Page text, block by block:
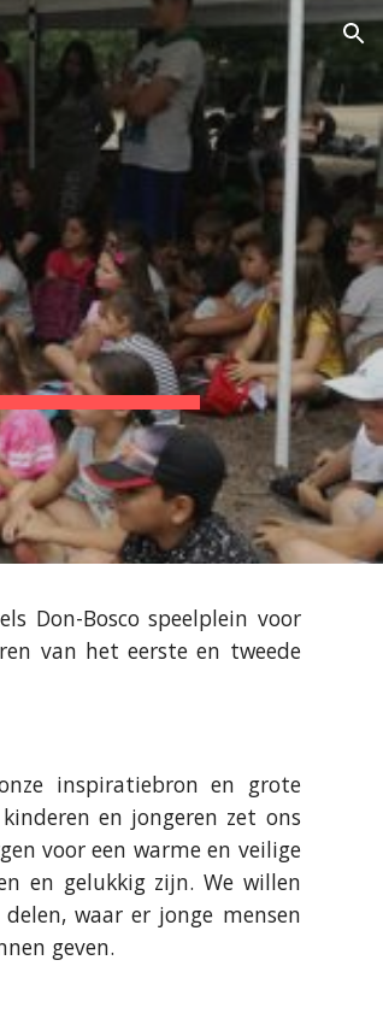
Don-Bosco speelplein voor
van het eerste en tweede
inspiratiebron en grote
en jongeren zet ons
voor een warme en veilige
en gelukkig zijn. We willen
waar er jonge mensen
geven.